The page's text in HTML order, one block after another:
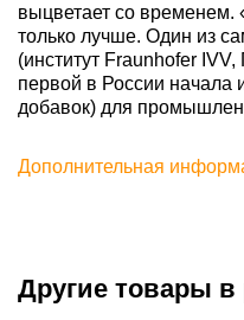
выцветает со временем.
только лучше. Один из
(институт Fraunhofer
первой в России начала
добавок) для
Дополнительная
Другие товары в